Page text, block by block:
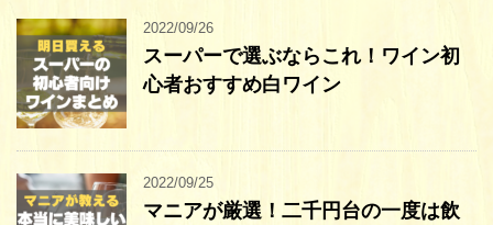
2022/09/26
スーパーで選ぶならこれ！ワイン初
心者おすすめ白ワイン
2022/09/25
マニアが厳選！二千円台の一度は飲